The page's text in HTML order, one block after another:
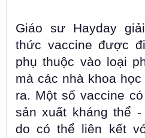
Giáo sư Hayday
thức vaccine được
phụ thuộc vào loại
mà các nhà khoa
ra. Một số vaccine
sản xuất kháng thể
do có thể liên kết